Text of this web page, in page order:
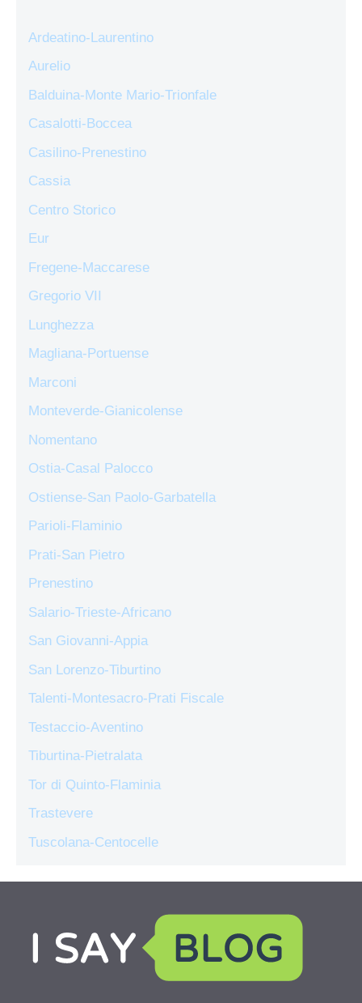
Ardeatino-Laurentino
Aurelio
Balduina-Monte Mario-Trionfale
Casalotti-Boccea
Casilino-Prenestino
Cassia
Centro Storico
Eur
Fregene-Maccarese
Gregorio VII
Lunghezza
Magliana-Portuense
Marconi
Monteverde-Gianicolense
Nomentano
Ostia-Casal Palocco
Ostiense-San Paolo-Garbatella
Parioli-Flaminio
Prati-San Pietro
Prenestino
Salario-Trieste-Africano
San Giovanni-Appia
San Lorenzo-Tiburtino
Talenti-Montesacro-Prati Fiscale
Testaccio-Aventino
Tiburtina-Pietralata
Tor di Quinto-Flaminia
Trastevere
Tuscolana-Centocelle